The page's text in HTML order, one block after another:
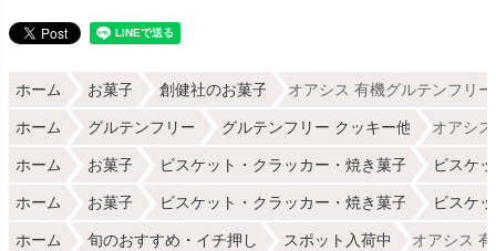
ホーム お菓子 創健社のお菓子 オアシス 有機グルテンフリ
ホーム グルテンフリー グルテンフリー クッキー他 オアシ
ホーム お菓子 ビスケット・クラッカー・焼き菓子 ビスケ
ホーム お菓子 ビスケット・クラッカー・焼き菓子 ビスケ
ホーム 旬のおすすめ・イチ押し スポット入荷中 オアシス